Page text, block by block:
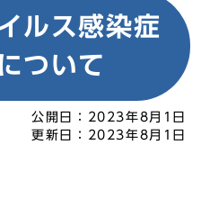
ルス感染症
ついて
公開日：
2023年8月1日
更新日：
2023年8月1日